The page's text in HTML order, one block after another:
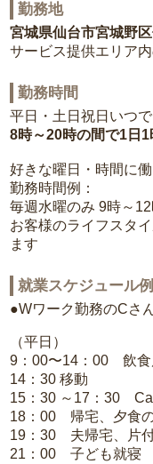
勤務地
宮城県仙台市宮城野
サービス提供エリア
勤務時間
平日・土日祝日いつ
8時～20時の間で1日1
好きな曜日・時間に
勤務時間例：
毎週水曜のみ 9時～
お客様のライフスタ
ます
就業スケジュール例
●Wワーク勤務のCさ
（平日）
9：00〜14：00 飲食
14：30 移動
15：30 ～17：30
18：00 帰宅、夕食
19：30 夫帰宅、片
21：00 子ども就寝